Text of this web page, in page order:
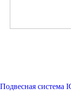
Подвесная система